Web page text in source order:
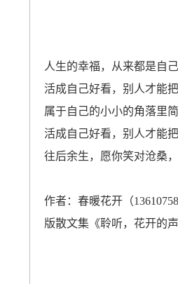
人生的幸福，从来都是自
活成自己好看，别人才能
属于自己的小小的角落里
活成自己好看，别人才能
往后余生，愿你笑对沧桑
作者：春暖花开（
版散文集《聆听，花开的